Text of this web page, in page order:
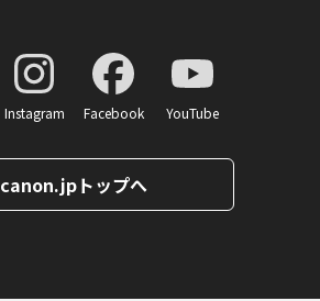
Instagram Facebook YouTube
canon.jpトップへ